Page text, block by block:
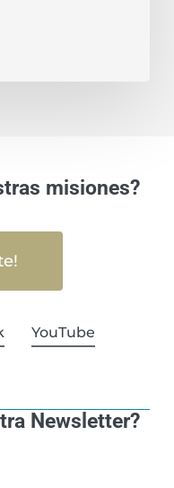
misiones?
YouTube
Newsletter?